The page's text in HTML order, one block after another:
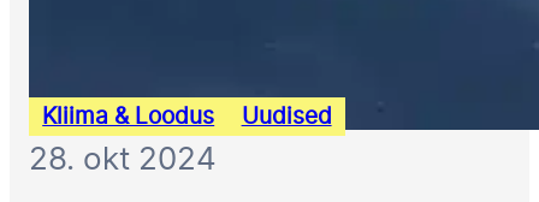
Kliima & Loodus Uudised
28. okt 2024